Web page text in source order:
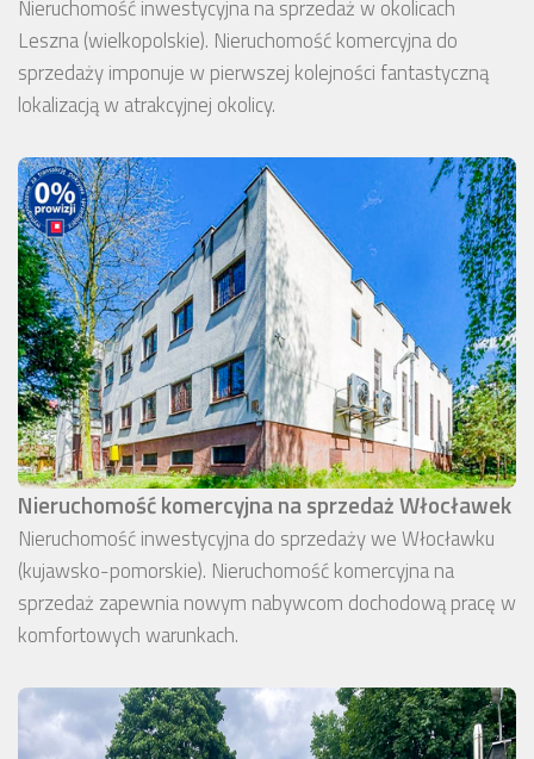
Nieruchomość inwestycyjna na sprzedaż w okolicach
Leszna (wielkopolskie). Nieruchomość komercyjna do
sprzedaży imponuje w pierwszej kolejności fantastyczną
lokalizacją w atrakcyjnej okolicy.
Nieruchomość komercyjna na sprzedaż Włocławek
Nieruchomość inwestycyjna do sprzedaży we Włocławku
(kujawsko-pomorskie). Nieruchomość komercyjna na
sprzedaż zapewnia nowym nabywcom dochodową pracę w
komfortowych warunkach.